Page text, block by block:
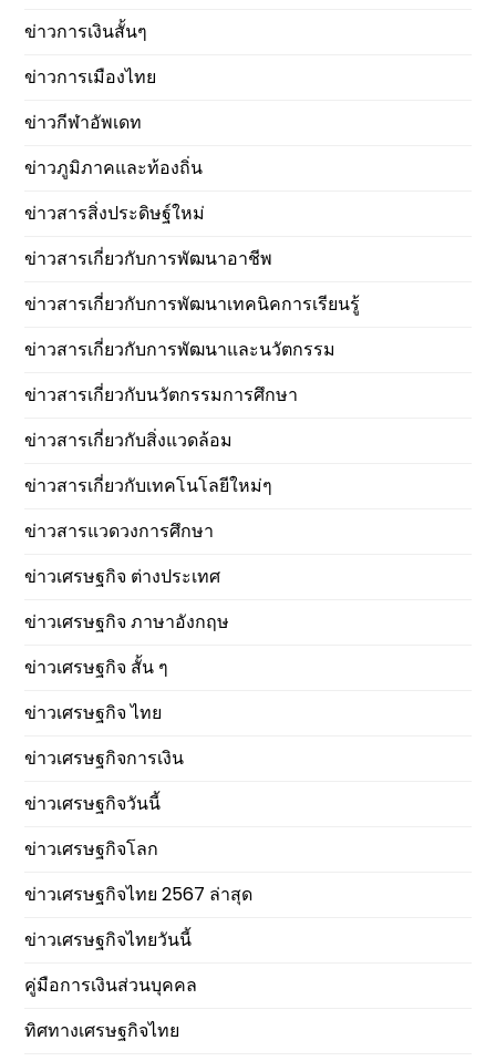
ข่าวการเงินสั้นๆ
ข่าวการเมืองไทย
ข่าวกีฬาอัพเดท
ข่าวภูมิภาคและท้องถิ่น
ข่าวสารสิ่งประดิษฐ์ใหม่
ข่าวสารเกี่ยวกับการพัฒนาอาชีพ
ข่าวสารเกี่ยวกับการพัฒนาเทคนิคการเรียนรู้
ข่าวสารเกี่ยวกับการพัฒนาและนวัตกรรม
ข่าวสารเกี่ยวกับนวัตกรรมการศึกษา
ข่าวสารเกี่ยวกับสิ่งแวดล้อม
ข่าวสารเกี่ยวกับเทคโนโลยีใหม่ๆ
ข่าวสารแวดวงการศึกษา
ข่าวเศรษฐกิจ ต่างประเทศ
ข่าวเศรษฐกิจ ภาษาอังกฤษ
ข่าวเศรษฐกิจ สั้น ๆ
ข่าวเศรษฐกิจ ไทย
ข่าวเศรษฐกิจการเงิน
ข่าวเศรษฐกิจวันนี้
ข่าวเศรษฐกิจโลก
ข่าวเศรษฐกิจไทย 2567 ล่าสุด
ข่าวเศรษฐกิจไทยวันนี้
คู่มือการเงินส่วนบุคคล
ทิศทางเศรษฐกิจไทย